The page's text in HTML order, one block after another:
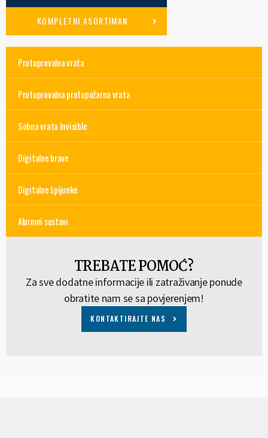
Protuprovalna vrata
Protuprovalna protupožarna vrata
Sobna vrata Invisible
Digitalne brave
Digitalne špijunke
Alarmni sustavi
TREBATE POMOĆ?
Za sve dodatne informacije ili zatraživanje ponude
obratite nam se sa povjerenjem!
KONTAKTIRAJTE NAS
KOMPLETNI ASORTIMAN